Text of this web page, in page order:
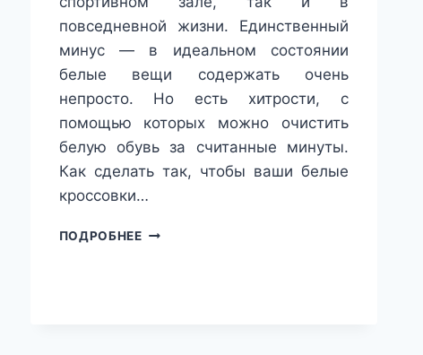
повседневной жизни. Единственный
минус — в идеальном состоянии
белые вещи содержать очень
непросто. Но есть хитрости, с
помощью которых можно очистить
белую обувь за считанные минуты.
Как сделать так, чтобы ваши белые
кроссовки…
ПОДРОБНЕЕЧТОБЫ